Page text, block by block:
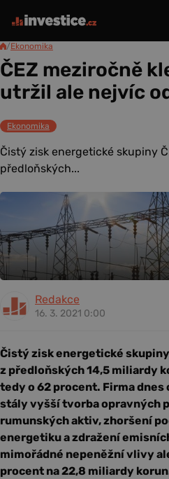
/Ekonomika
ČEZ meziročně
utržil ale nejvíc
Ekonomika
Čistý zisk energetické skupiny
předloňských...
Redakce
16. 3. 2021 0:00
Čistý zisk energetické
z předloňských 14,5 miliardy
tedy o 62 procent. Firma dnes
stály vyšší tvorba opravných
rumunských aktiv, zhoršení
energetiku a zdražení
mimořádné nepeněžní vlivy
procent na 22,8 miliardy